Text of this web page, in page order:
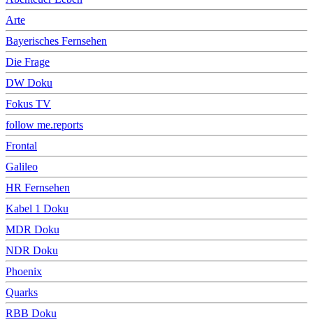
Arte
Bayerisches Fernsehen
Die Frage
DW Doku
Fokus TV
follow me.reports
Frontal
Galileo
HR Fernsehen
Kabel 1 Doku
MDR Doku
NDR Doku
Phoenix
Quarks
RBB Doku